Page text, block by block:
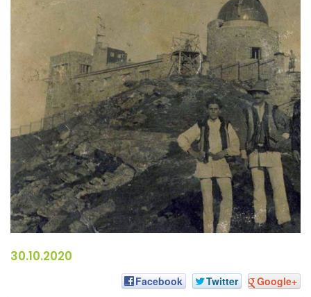
30.10.2020
Facebook Twitter Google+